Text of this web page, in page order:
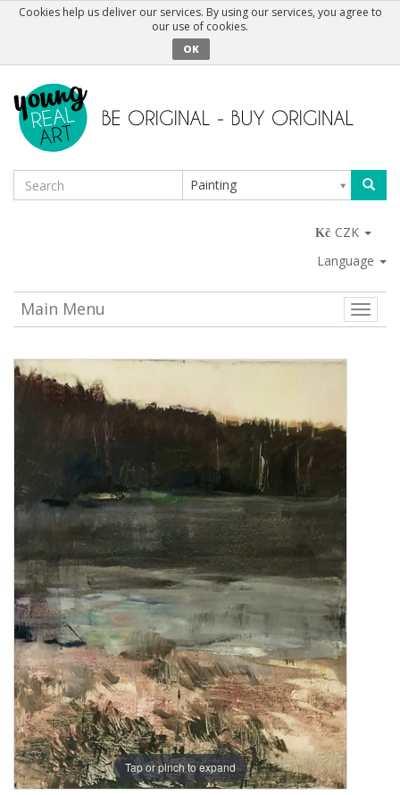
Cookies help us deliver our services. By using our services, you agree to
our use of cookies.
OK
Painting
CZK
Language
Toggle
Main Menu
Tap or pinch to expand